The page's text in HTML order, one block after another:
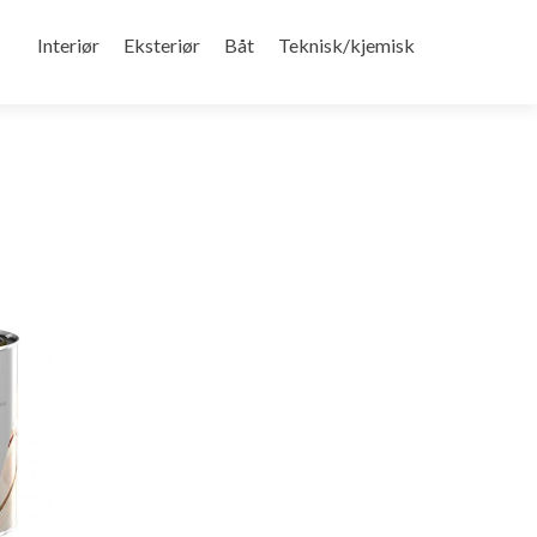
til
Interiør Eksteriør Båt Teknisk/kjemisk